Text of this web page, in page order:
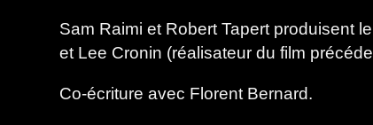
Sam Raimi et Robert Tapert produisent
et Lee Cronin (réalisateur du film
Co-écriture avec Florent Bernard.